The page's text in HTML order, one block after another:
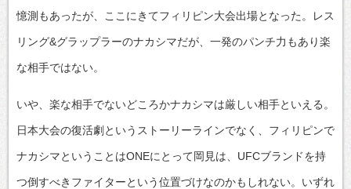
憶測もあったが、ここにきてフィリピン大会出場となった。レス
リング&グラップラーのナカシマだが、一発のパンチ力もあり楽
な相手ではない。
いや、楽な相手でないどころかナカシマは厳しい相手といえる。
日本大会の復活劇というストーリーラインでなく、フィリピンで
ナカシマということはONEにとって岡見は、UFCブランドを持
つ倒すべきファイターという位置づけなのかもしれない。いずれ